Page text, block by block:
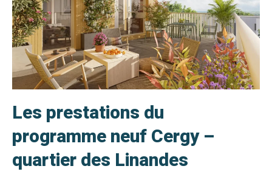
Les prestations du
programme neuf Cergy –
quartier des Linandes